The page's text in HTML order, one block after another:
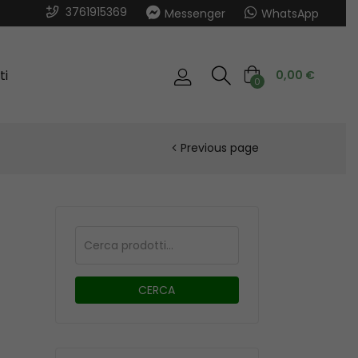
3761915369 Messenger WhatsApp
0 0,00 €
Previous page
CERCA